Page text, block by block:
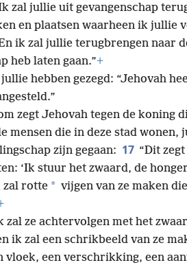
zal jullie uit gevangenschap
en plaatsen waarheen ik jullie
ik zal jullie terugbrengen naar
heb laten gaan.”+
hebben gezegd: “Jehovah
zegt Jehovah tegen de koning
mensen die in deze stad
zijn gegaan: 17 “Dit
‘Ik stuur het zwaard, de
zal rotte * vijgen van ze maken
zal ze achtervolgen met het
ik zal een schrikbeeld van ze
vloek, een verschrikking, een